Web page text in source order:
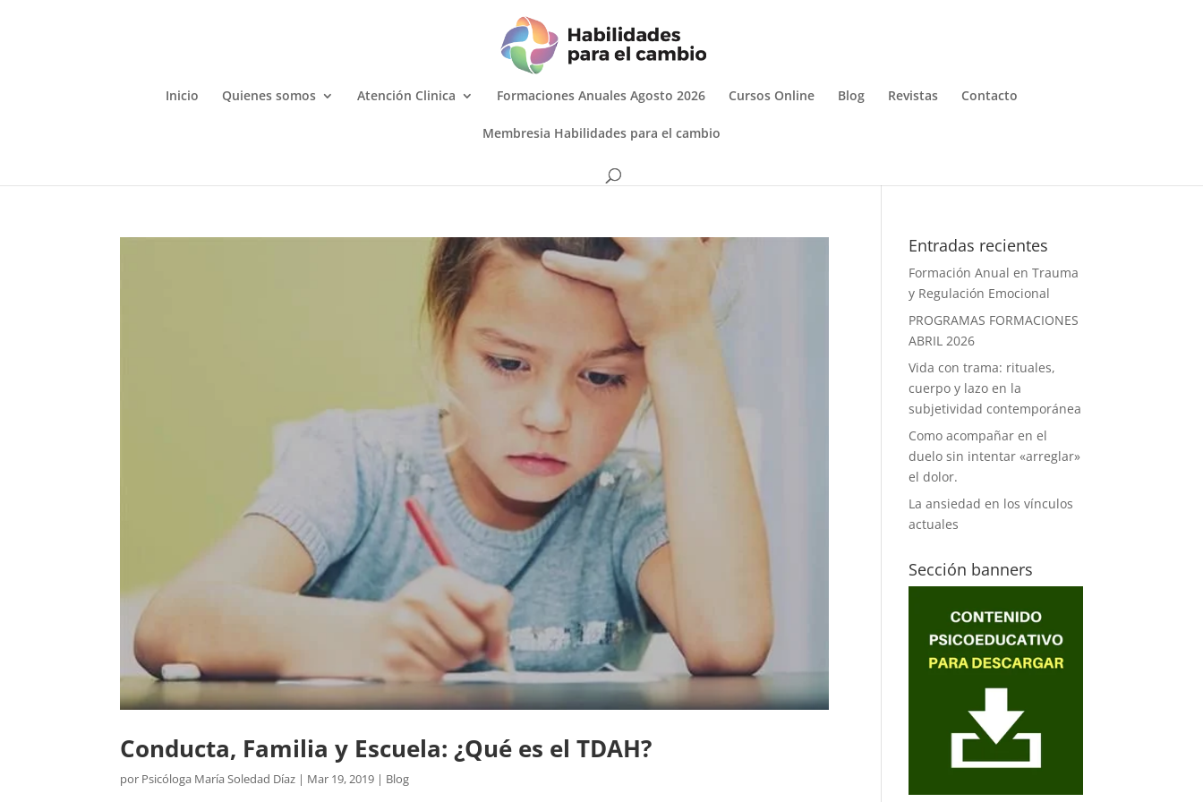
Inicio Quienes somos Atención Clinica Formaciones Anuales Agosto 2026 Cursos Online Blog Revistas Contacto
Membresia Habilidades para el cambio
Conducta, Familia y Escuela: ¿Qué es el TDAH?
por Psicóloga María Soledad Díaz | Mar 19, 2019 | Blog
Entradas recientes
Formación Anual en Trauma
y Regulación Emocional
PROGRAMAS FORMACIONES
ABRIL 2026
Vida con trama: rituales,
cuerpo y lazo en la
subjetividad contemporánea
Como acompañar en el
duelo sin intentar «arreglar»
el dolor.
La ansiedad en los vínculos
actuales
Sección banners